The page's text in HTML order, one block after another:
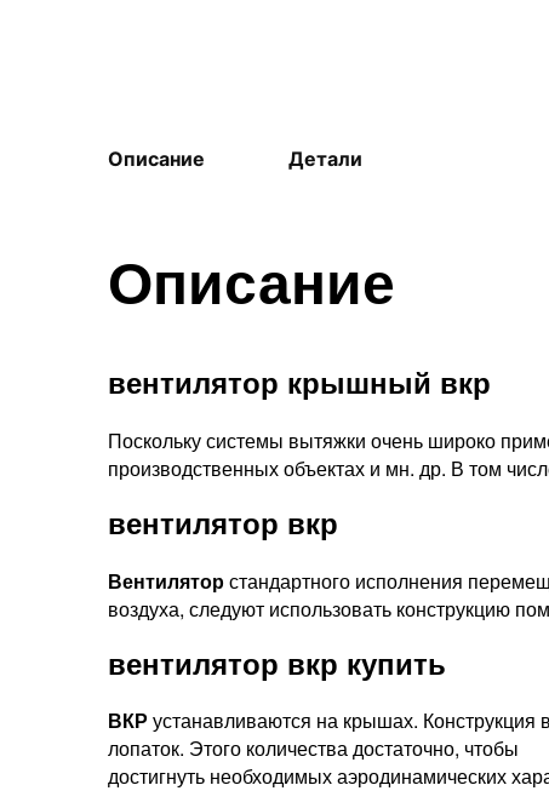
Описание Детали
Описание
вентилятор крышный вкр
Поскольку системы вытяжки очень широко
производственных объектах и мн. др. В том
вентилятор вкр
Вентиляторстандартного исполнения
воздуха, следуют использовать конструкцию
вентилятор вкр купить
ВКР устанавливаются на крышах. Конструкция
лопаток. Этого количества достаточно, чтобы
достигнуть необходимых аэродинамических